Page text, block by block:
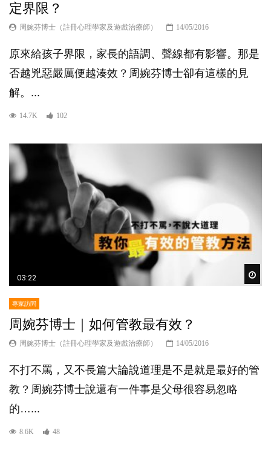
定界限？
周婉芬博士（註冊心理學家及遊戲治療師） 14/05/2016
原來給孩子界限，家長的語調、聲線都有影響。那是
否越兇惡嚴厲便越湊效？周婉芬博士卻有這樣的見
解。...
14.7K 102
03:22
專家訪問
周婉芬博士｜如何管教最有效？
周婉芬博士（註冊心理學家及遊戲治療師） 14/05/2016
不打不罵，又不長篇大論說道理是不是就是最好的管
教？周婉芬博士說還有一件事是父母很容易忽略
的…...
8.6K 48